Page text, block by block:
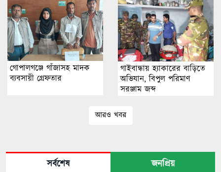
গোপালগঞ্জে গাঁজাসহ মাদক
ব্যবসায়ী গ্রেফতার
গাইবান্ধায় হ্যাকারের বাড়িতে
অভিযান, বিপুল পরিমাণ
সরঞ্জাম জব্দ
আরও খবর
সর্বশেষ
জনপ্রিয়